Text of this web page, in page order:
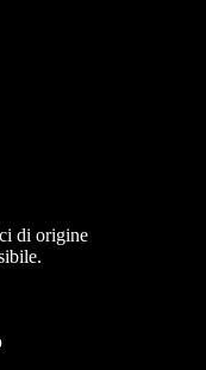
di origine